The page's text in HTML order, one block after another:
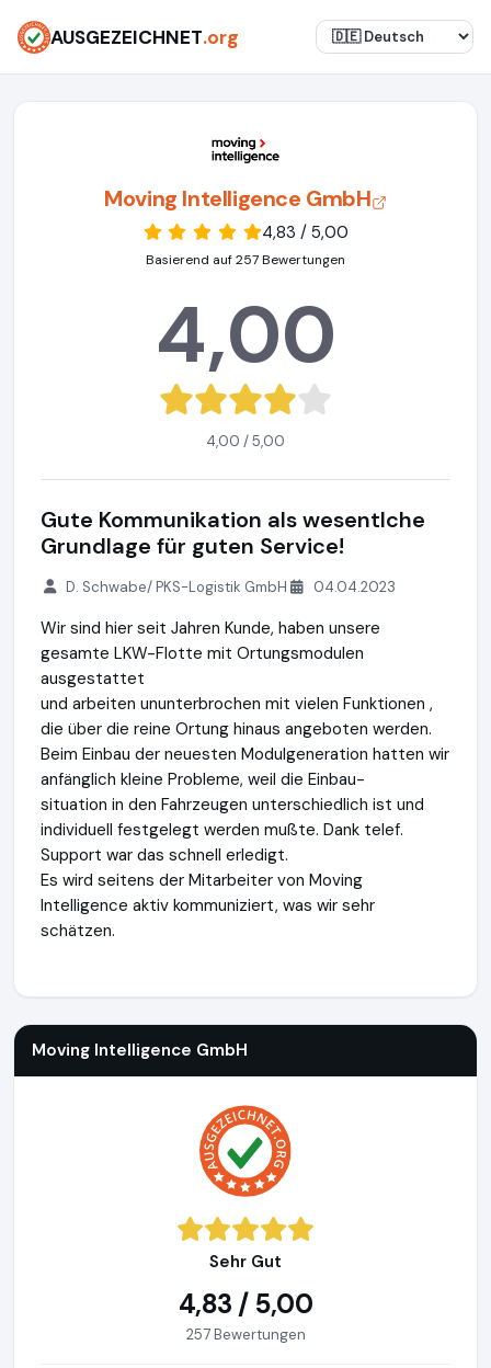
AUSGEZEICHNET.org
Moving Intelligence GmbH
4,83 / 5,00
Basierend auf 257 Bewertungen
4,00
4,00 / 5,00
Gute Kommunikation als wesentlche
Grundlage für guten Service!
D. Schwabe/ PKS-Logistik GmbH 04.04.2023
Wir sind hier seit Jahren Kunde, haben unsere
gesamte LKW-Flotte mit Ortungsmodulen
ausgestattet
und arbeiten ununterbrochen mit vielen Funktionen ,
die über die reine Ortung hinaus angeboten werden.
Beim Einbau der neuesten Modulgeneration hatten wir
anfänglich kleine Probleme, weil die Einbau-
situation in den Fahrzeugen unterschiedlich ist und
individuell festgelegt werden mußte. Dank telef.
Support war das schnell erledigt.
Es wird seitens der Mitarbeiter von Moving
Intelligence aktiv kommuniziert, was wir sehr
schätzen.
Moving Intelligence GmbH
Sehr Gut
4,83 / 5,00
257 Bewertungen